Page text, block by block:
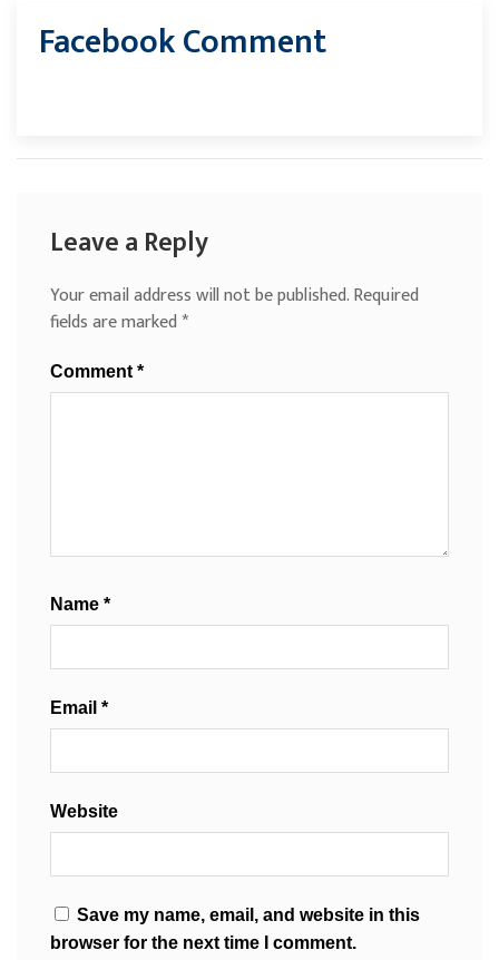
Facebook Comment
Leave a Reply
Your email address will not be published.Required
fields are marked*
Comment *
Name *
Email *
Website
Save my name, email, and website in this
browser for the next time I comment.